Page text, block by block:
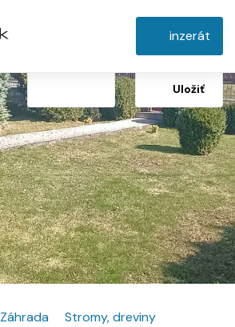
inzerát
Uložiť
Záhrada Stromy, dreviny